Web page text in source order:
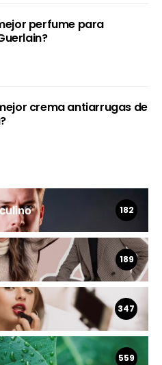
perfume para
crema antiarrugas de
182
189
347
559